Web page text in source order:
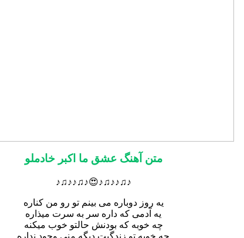
متن آهنگ عشق ما اکبر خادملو
♪♫♪♪♫♪😍♪♫♪♪♫♪
یه روز دوباره می بینم تو رو من کناره
یه آدمی که داره سر به سرت میذاره
چه خوبه که بودنش حالتو خوب میکنه
چه خوبه تو زندگیت دیگه منی وجود نداره